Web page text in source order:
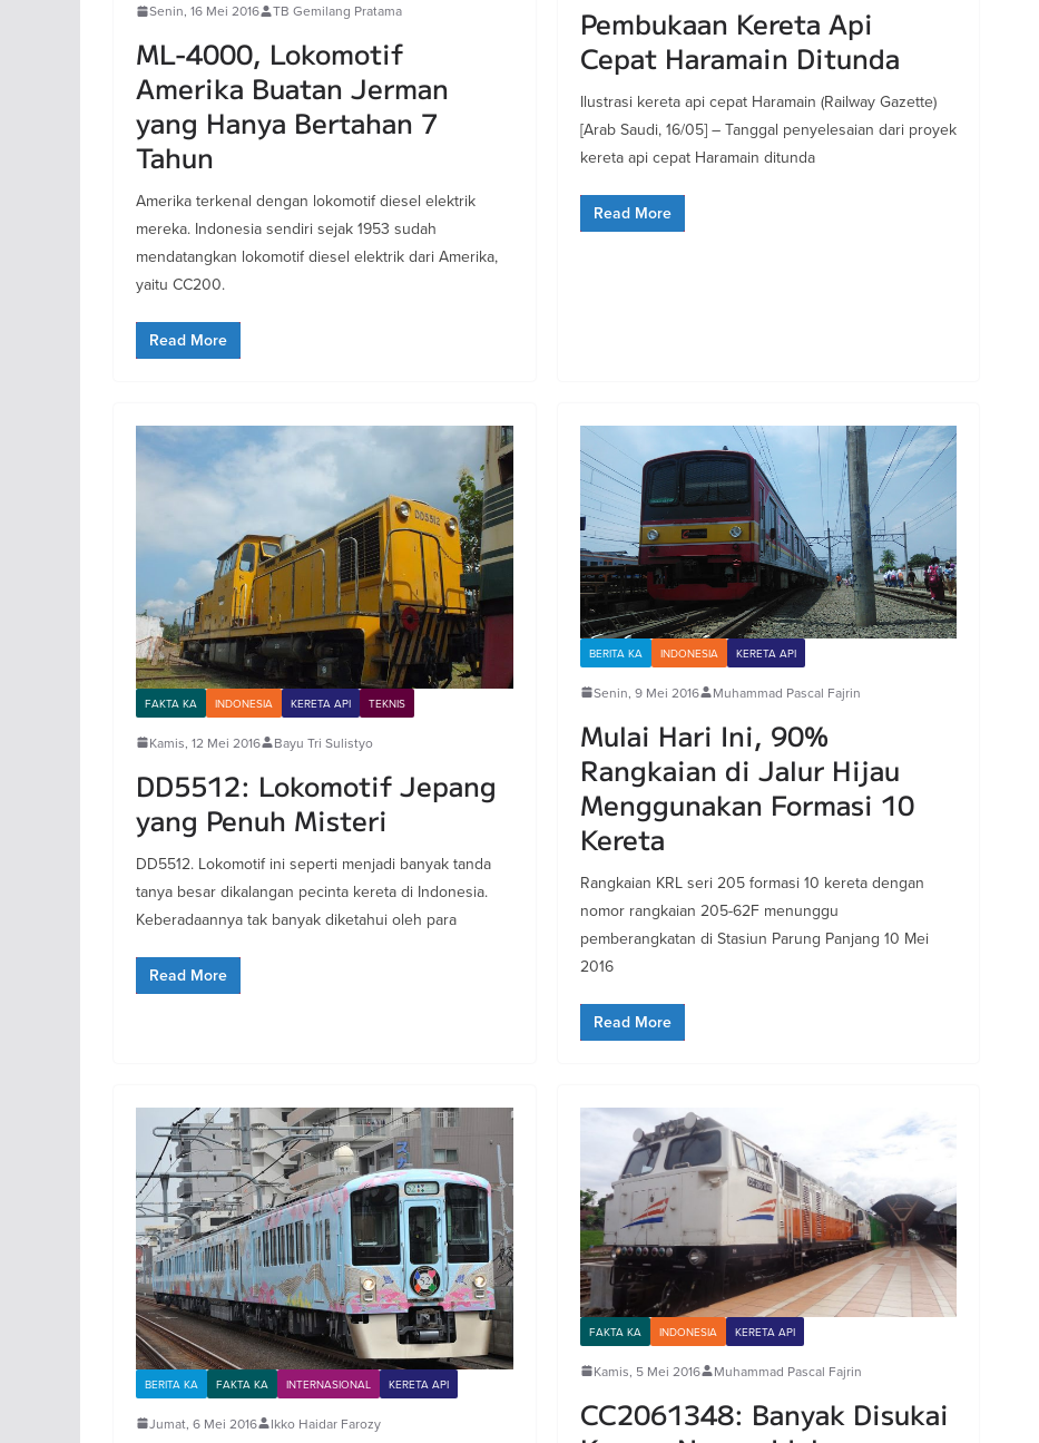
Senin, 16 Mei 2016 TB Gemilang Pratama
ML-4000, Lokomotif
Amerika Buatan Jerman
yang Hanya Bertahan 7
Tahun
Amerika terkenal dengan lokomotif diesel elektrik
mereka. Indonesia sendiri sejak 1953 sudah
mendatangkan lokomotif diesel elektrik dari Amerika,
yaitu CC200.
Read More
Pembukaan Kereta Api
Cepat Haramain Ditunda
Ilustrasi kereta api cepat Haramain (Railway Gazette)
[Arab Saudi, 16/05] – Tanggal penyelesaian dari proyek
kereta api cepat Haramain ditunda
Read More
FAKTA KA INDONESIA KERETA API TEKNIS
Kamis, 12 Mei 2016 Bayu Tri Sulistyo
DD5512: Lokomotif Jepang
yang Penuh Misteri
DD5512. Lokomotif ini seperti menjadi banyak tanda
tanya besar dikalangan pecinta kereta di Indonesia.
Keberadaannya tak banyak diketahui oleh para
Read More
BERITA KA INDONESIA KERETA API
Senin, 9 Mei 2016 Muhammad Pascal Fajrin
Mulai Hari Ini, 90%
Rangkaian di Jalur Hijau
Menggunakan Formasi 10
Kereta
Rangkaian KRL seri 205 formasi 10 kereta dengan
nomor rangkaian 205-62F menunggu
pemberangkatan di Stasiun Parung Panjang 10 Mei
2016
Read More
BERITA KA FAKTA KA INTERNASIONAL KERETA API
Jumat, 6 Mei 2016 Ikko Haidar Farozy
FAKTA KA INDONESIA KERETA API
Kamis, 5 Mei 2016 Muhammad Pascal Fajrin
CC2061348: Banyak Disukai